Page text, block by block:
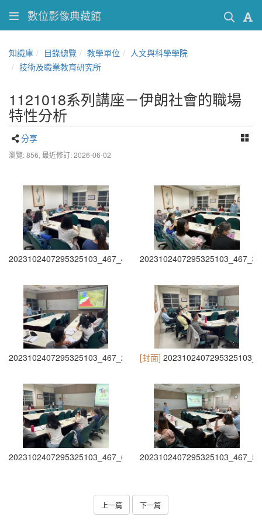
數位影像典藏館
知識庫 目錄總覽 教學單位
人文與科學學院
技術及職業教育研究所
1121018系列講座－伊朗社會的職場
特性分析
分享
瀏覽: 856, 最近修訂: 2026-06-02
2023102407295325103_467_4 2023102407295325103_467_3
2023102407295325103_467_2 [封面]
2023102407295325103_467_6 2023102407295325103_467_5
上一篇 下一篇